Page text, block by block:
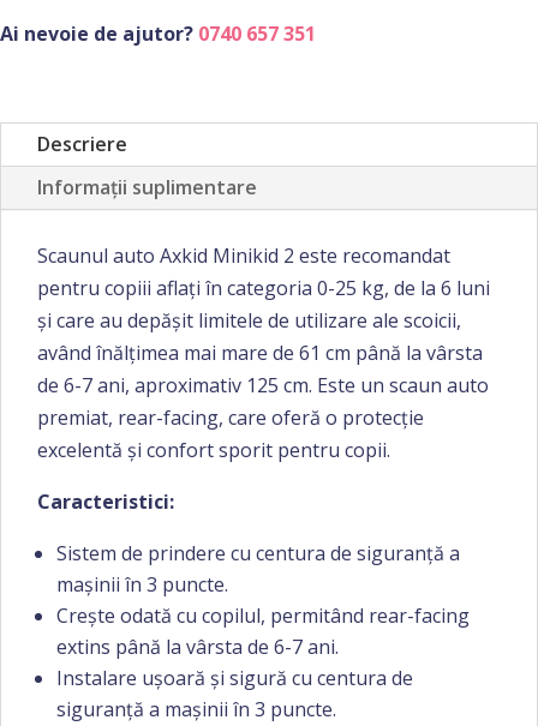
Shellfish
Ai nevoie de ajutor? 0740 657 351
Descriere
Informații suplimentare
Scaunul auto Axkid Minikid 2 este recomandat
pentru copiii aflați în categoria 0-25 kg, de la 6 luni
și care au depășit limitele de utilizare ale scoicii,
având înălțimea mai mare de 61 cm până la vârsta
de 6-7 ani, aproximativ 125 cm. Este un scaun auto
premiat, rear-facing, care oferă o protecție
excelentă și confort sporit pentru copii.
Caracteristici:
Sistem de prindere cu centura de siguranță a
mașinii în 3 puncte.
Crește odată cu copilul, permitând rear-facing
extins până la vârsta de 6-7 ani.
Instalare ușoară și sigură cu centura de
siguranță a mașinii în 3 puncte.